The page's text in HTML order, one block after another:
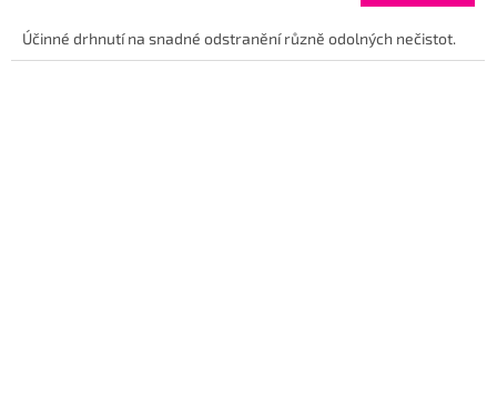
Účinné drhnutí na snadné odstranění různě odolných nečistot.